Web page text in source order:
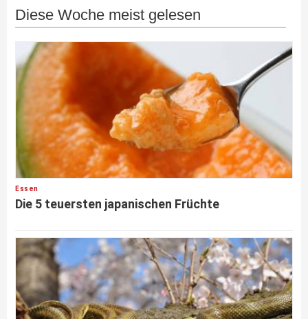
Diese Woche meist gelesen
Essen
Die 5 teuersten japanischen Früchte